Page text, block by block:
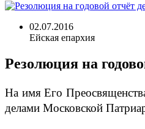
02.07.2016
Ейская епархия
Резолюция на
На имя Его
делами Московской